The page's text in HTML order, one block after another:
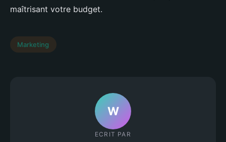
maîtrisant votre budget.
Marketing
W
ECRIT PAR